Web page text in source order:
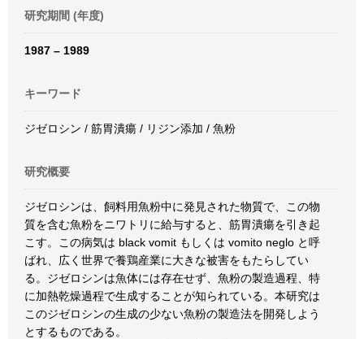
研究期間 (年度)
1987 – 1989
キーワード
ジゼロシン / 筋胃潰瘍 / リジン添加 / 魚粉
研究概要
ジゼロシンは、飼料用魚粉中に発見された物質で、この物
質を含む魚粉をニワトリに給与すると、筋胃潰瘍を引き起
こす。この病気は black vomit もしくは vomito neglo と呼
ばれ、広く世界で養鶏産業に大きな被害をもたらしてい
る。ジゼロシンは魚体には存在せず、魚粉の製造過程、特
に加熱乾燥過程で生成することが知られている。本研究は
このジゼロシンの生成の少ない魚粉の製造法を開発しよう
とするものである。